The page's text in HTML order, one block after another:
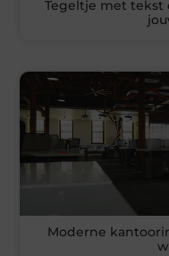
Tegeltje met tekst
Moderne